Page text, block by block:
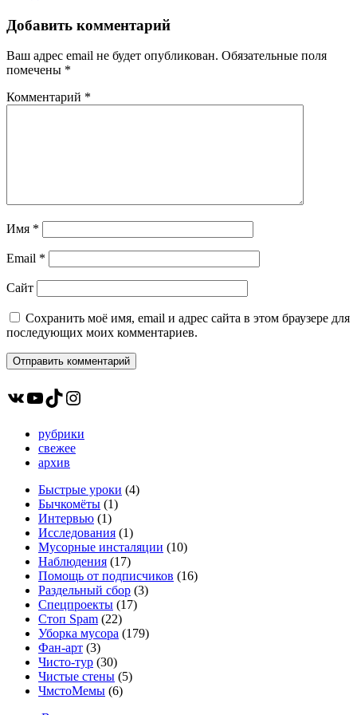
Добавить комментарий
Ваш адрес email не будет опубликован. Обязательные поля
помечены *
Комментарий *
Имя *
Email *
Сайт
Сохранить моё имя, email и адрес сайта в этом браузере для
последующих моих комментариев.
ВКонтакте
YouTube
TikTokInstagram
рубрики
свежее
архив
Быстрые уроки (4)
Бычкомёты (1)
Интервью (1)
Исследования (1)
Мусорные инсталяции (10)
Наблюдения (17)
Помощь от подписчиков (16)
Раздельный сбор (3)
Спецпроекты (17)
Стоп Spam (22)
Уборка мусора (179)
Фан-арт (3)
Чисто-тур (30)
Чистые стены (5)
ЧмстоМемы (6)